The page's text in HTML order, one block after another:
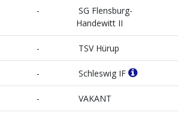
-
SG Flensburg-
Handewitt II
- TSV Hürup
- Schleswig IF
- VAKANT